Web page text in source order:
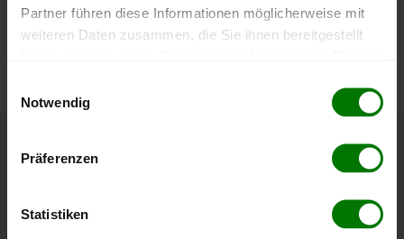
Partner führen diese Informationen möglicherweise mit
weiteren Daten zusammen, die Sie ihnen bereitgestellt
Notwendig
Präferenzen
Statistiken
Die aktuelle Preisentwicklung für Holzpellets in Deutschland
können Sie jederzeit auf unsererPelletspreise-Seite
Höchst- und Tiefststände der